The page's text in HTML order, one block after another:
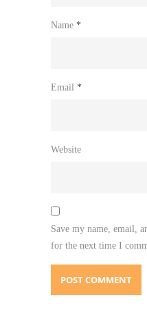
Name *
Email *
Website
Save my name, email,
for the next time I